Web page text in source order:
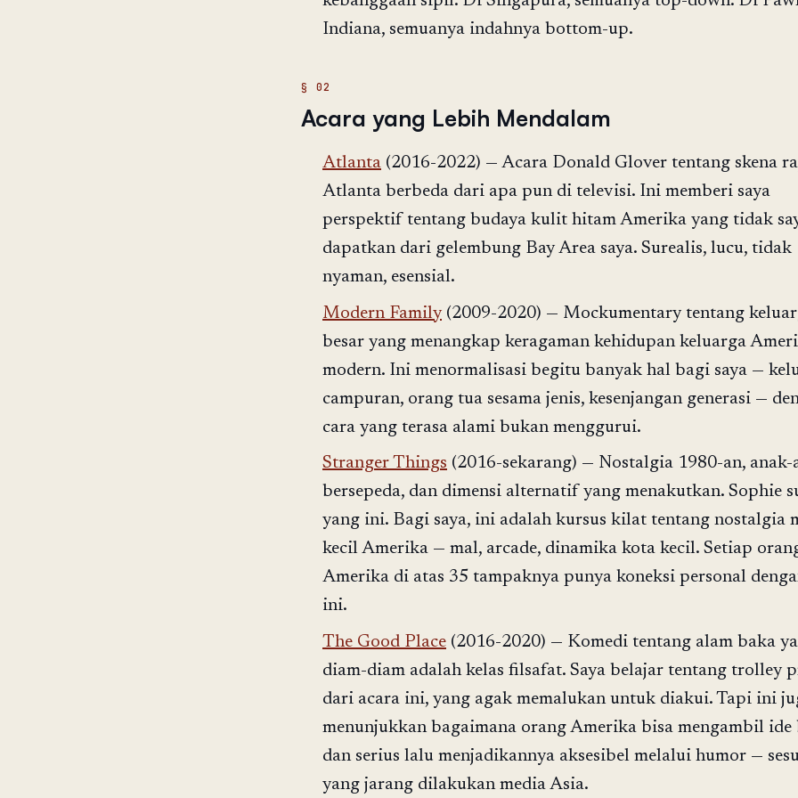
Indiana, semuanya indahnya bottom-up.
Acara yang Lebih Mendalam
Atlanta (2016-2022) — Acara Donald Glover tentang skena
Atlanta berbeda dari apa pun di televisi. Ini memberi saya
perspektif tentang budaya kulit hitam Amerika yang tidak
dapatkan dari gelembung Bay Area saya. Surealis, lucu, tidak
nyaman, esensial.
Modern Family (2009-2020) — Mockumentary tentang
besar yang menangkap keragaman kehidupan keluarga
modern. Ini menormalisasi begitu banyak hal bagi saya —
campuran, orang tua sesama jenis, kesenjangan generasi —
cara yang terasa alami bukan menggurui.
Stranger Things (2016-sekarang) — Nostalgia 1980-an, anak-
bersepeda, dan dimensi alternatif yang menakutkan. Sophie
yang ini. Bagi saya, ini adalah kursus kilat tentang nostalgia
kecil Amerika — mal, arcade, dinamika kota kecil. Setiap
Amerika di atas 35 tampaknya punya koneksi personal
ini.
The Good Place (2016-2020) — Komedi tentang alam baka
diam-diam adalah kelas filsafat. Saya belajar tentang trolley
dari acara ini, yang agak memalukan untuk diakui. Tapi ini
menunjukkan bagaimana orang Amerika bisa mengambil ide
dan serius lalu menjadikannya aksesibel melalui humor —
yang jarang dilakukan media Asia.